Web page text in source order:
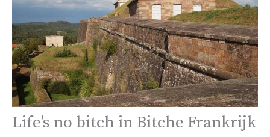
Life’s no bitch in Bitche Frankrijk